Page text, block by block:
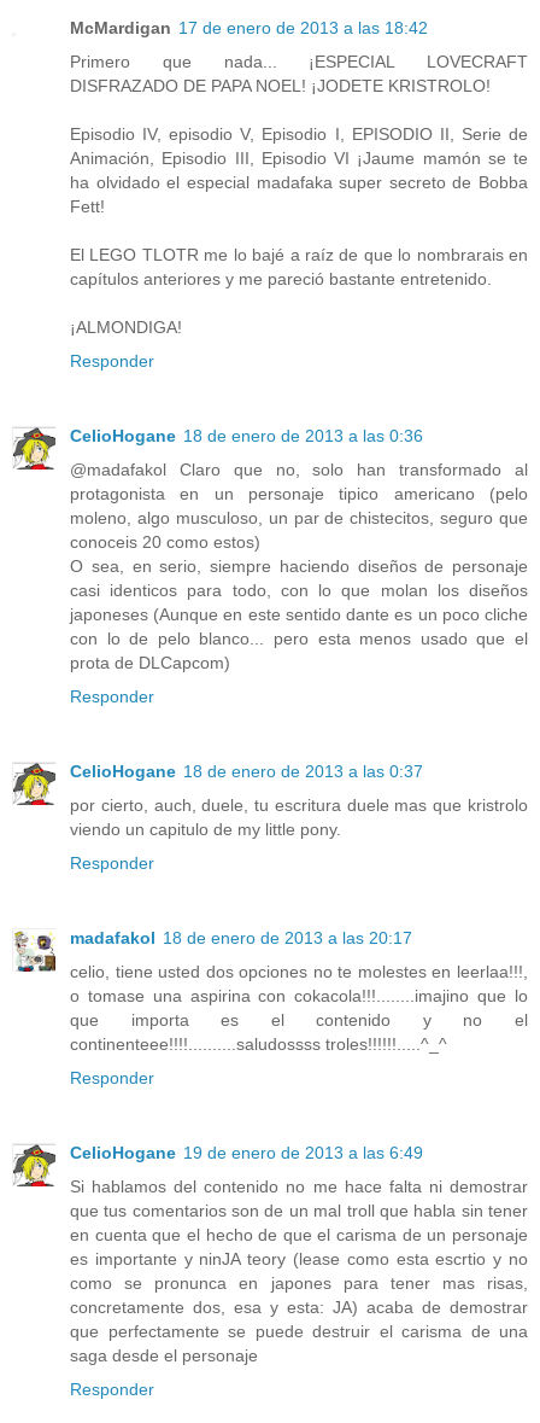
McMardigan 17 de enero de 2013 a las 18:42
Primero que nada... ¡ESPECIAL LOVECRAFT
DISFRAZADO DE PAPA NOEL! ¡JODETE KRISTROLO!
Episodio IV, episodio V, Episodio I, EPISODIO II, Serie de
Animación, Episodio III, Episodio VI ¡Jaume mamón se te
ha olvidado el especial madafaka super secreto de Bobba
Fett!
El LEGO TLOTR me lo bajé a raíz de que lo nombrarais en
capítulos anteriores y me pareció bastante entretenido.
¡ALMONDIGA!
Responder
CelioHogane 18 de enero de 2013 a las 0:36
@madafakol Claro que no, solo han transformado al
protagonista en un personaje tipico americano (pelo
moleno, algo musculoso, un par de chistecitos, seguro que
conoceis 20 como estos)
O sea, en serio, siempre haciendo diseños de personaje
casi identicos para todo, con lo que molan los diseños
japoneses (Aunque en este sentido dante es un poco cliche
con lo de pelo blanco... pero esta menos usado que el
prota de DLCapcom)
Responder
CelioHogane 18 de enero de 2013 a las 0:37
por cierto, auch, duele, tu escritura duele mas que kristrolo
viendo un capitulo de my little pony.
Responder
madafakol 18 de enero de 2013 a las 20:17
celio, tiene usted dos opciones no te molestes en leerlaa!!!,
o tomase una aspirina con cokacola!!!........imajino que lo
que importa es el contenido y no el
continenteee!!!!..........saludossss troles!!!!!!.....^_^
Responder
CelioHogane 19 de enero de 2013 a las 6:49
Si hablamos del contenido no me hace falta ni demostrar
que tus comentarios son de un mal troll que habla sin tener
en cuenta que el hecho de que el carisma de un personaje
es importante y ninJA teory (lease como esta escrtio y no
como se pronunca en japones para tener mas risas,
concretamente dos, esa y esta: JA) acaba de demostrar
que perfectamente se puede destruir el carisma de una
saga desde el personaje
Responder